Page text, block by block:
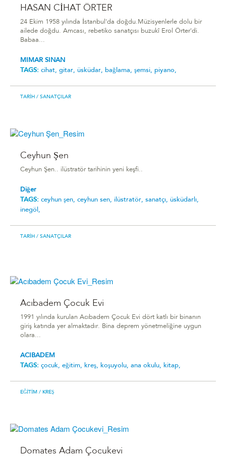
HASAN CİHAT ÖRTER
24 Ekim 1958 yılında İstanbul'da doğdu.Müzisyenlerle dolu bir
ailede doğdu. Amcası, rebetiko sanatçısı buzukî Erol Örter'di.
Babaa...
MIMAR SINAN
TAGS: cihat, gitar, üsküdar, bağlama, şemsi, piyano,
TARIH / SANATÇILAR
Ceyhun Şen
Ceyhun Şen.. ilüstratör tarihinin yeni keşfi..
Diğer
TAGS: ceyhun şen, ceyhun sen, ilüstratör, sanatçı, üsküdarlı,
inegöl,
TARIH / SANATÇILAR
Acıbadem Çocuk Evi
1991 yılında kurulan Acıbadem Çocuk Evi dört katlı bir binanın
giriş katında yer almaktadır. Bina deprem yönetmeliğine uygun
olara...
ACIBADEM
TAGS: çocuk, eğitim, kreş, koşuyolu, ana okulu, kitap,
EĞITIM / KREŞ
Domates Adam Çocukevi